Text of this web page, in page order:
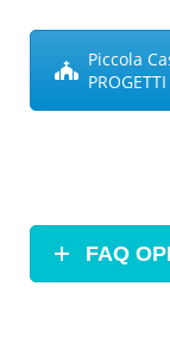
Piccola
PROGETTI
FAQ